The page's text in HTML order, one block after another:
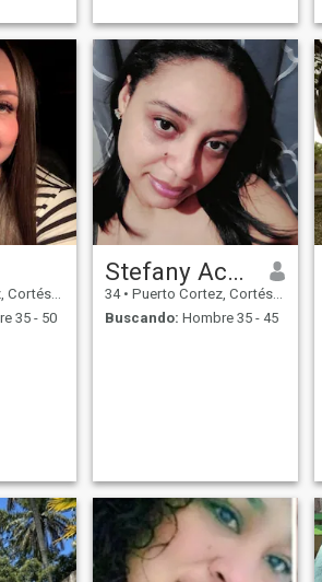
Honduras
35 - 50
Stefany Acosta
34 • Puerto Cortez, Cortés, Honduras
Buscando: Hombre 35 - 45